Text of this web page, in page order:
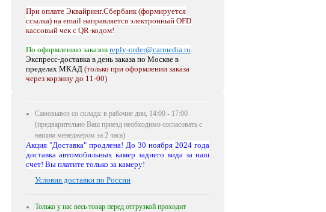
При оплате Эквайринг.Сбербанк (формируется
ссылка) на email направляется электронный OFD
кассовый чек с QR-кодом!
По оформлению заказов reply-order@carmedia.ru
Экспресс-доставка в день заказа по Москве в
пределах МКАД (только при оформлении заказа
через корзину до 11-00)
Самовывоз со склада: в рабочие дни, 14:00 - 17:00
(предварительно Ваш приезд необходимо согласовать с
нашим менеджером за 2 часа)
Акция "Доставка" продлена! До 30 ноября 2024 года
доставка автомобильных камер заднего вида за наш
счет! Вы платите только за камеру!
Условия доставки по России
Только у нас весь товар перед отгрузкой проходит